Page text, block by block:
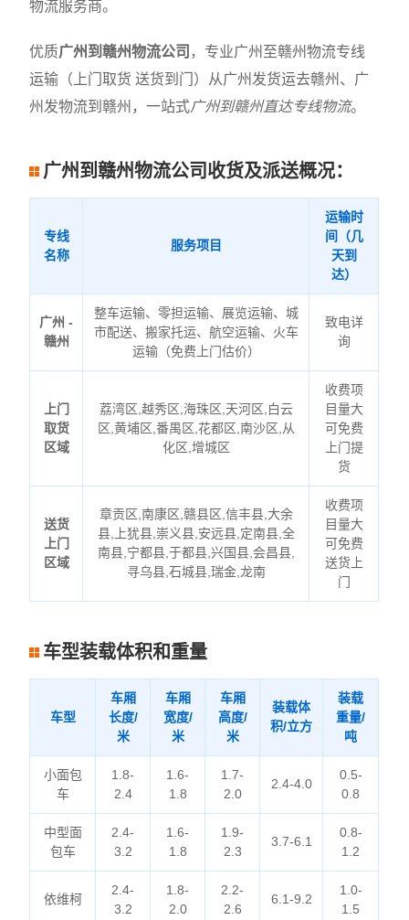
物流服务商。
优质广州到赣州物流公司 ，专业广州至赣州物流专线
运输（上门取货 送货到门）从广州发货运去赣州、广
州发物流到赣州，一站式广州到赣州直达专线物流。
广州到赣州物流公司收货及派送概况：
专线
名称
服务项目
运输时
间（几
天到
达）
广州 -
赣州
整车运输、零担运输、展览运输、城
市配送、搬家托运、航空运输、火车
运输（免费上门估价）
致电详
询
上门
取货
区域
荔湾区,越秀区,海珠区,天河区,白云
区,黄埔区,番禺区,花都区,南沙区,从
化区,增城区
收费项
目量大
可免费
上门提
货
送货
上门
区域
章贡区,南康区,赣县区,信丰县,大余
县,上犹县,崇义县,安远县,定南县,全
南县,宁都县,于都县,兴国县,会昌县,
寻乌县,石城县,瑞金,龙南
收费项
目量大
可免费
送货上
门
车型装载体积和重量
车型
车厢
长度/
米
车厢
宽度/
米
车厢
高度/
米
装载体
积/立方
装载
重量/
吨
小面包
车
1.8-
2.4
1.6-
1.8
1.7-
2.0
2.4-4.0
0.5-
0.8
中型面
包车
2.4-
3.2
1.6-
1.8
1.9-
2.3
3.7-6.1
0.8-
1.2
依维柯
2.4-
3.2
1.8-
2.0
2.2-
2.6
6.1-9.2
1.0-
1.5